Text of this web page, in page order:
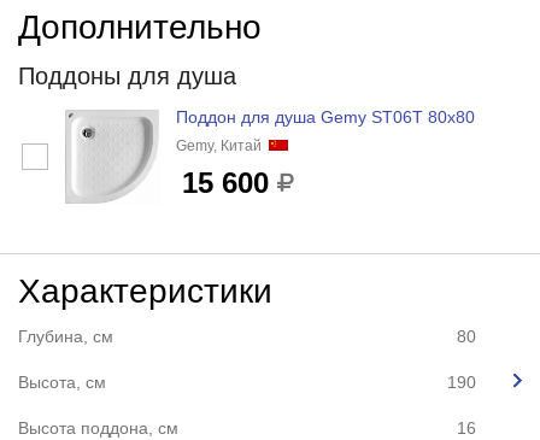
Дополнительно
Поддоны для душа
Поддон для душа Gemy ST06T 80x80
Gemy, Китай
15 600
Характеристики
Глубина, см 80
Высота, см 190
Высота поддона, см 16